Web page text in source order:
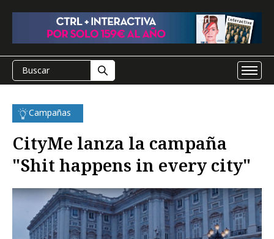
Campañas
CityMe lanza la campaña
"Shit happens in every city"